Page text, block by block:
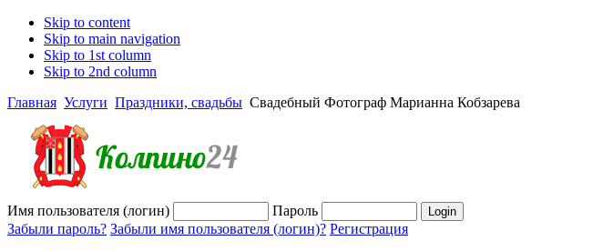
Skip to content
Skip to main navigation
Skip to 1st column
Skip to 2nd column
Главная Услуги Праздники, свадьбы Свадебный Фотограф Марианна Кобзарева
Имя пользователя (логин)
Пароль
Забыли пароль? Забыли имя пользователя (логин)? Регистрация